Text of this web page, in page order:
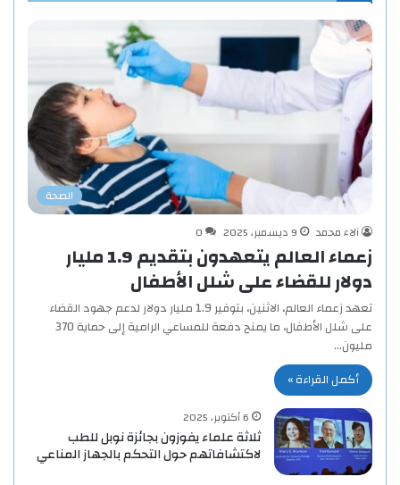
الصحة
آلاء محمد
9 ديسمبر، 2025 0
زعماء العالم يتعهدون بتقديم 1.9 مليار
دولار للقضاء على شلل الأطفال
تعهد زعماء العالم، الاثنين، بتوفير 1.9 مليار دولار لدعم جهود القضاء
على شلل الأطفال، ما يمنح دفعة للمساعي الرامية إلى حماية 370
مليون…
أكمل القراءة »
6 أكتوبر، 2025
ثلاثة علماء يفوزون بجائزة نوبل للطب
لاكتشافاتهم حول التحكم بالجهاز المناعي